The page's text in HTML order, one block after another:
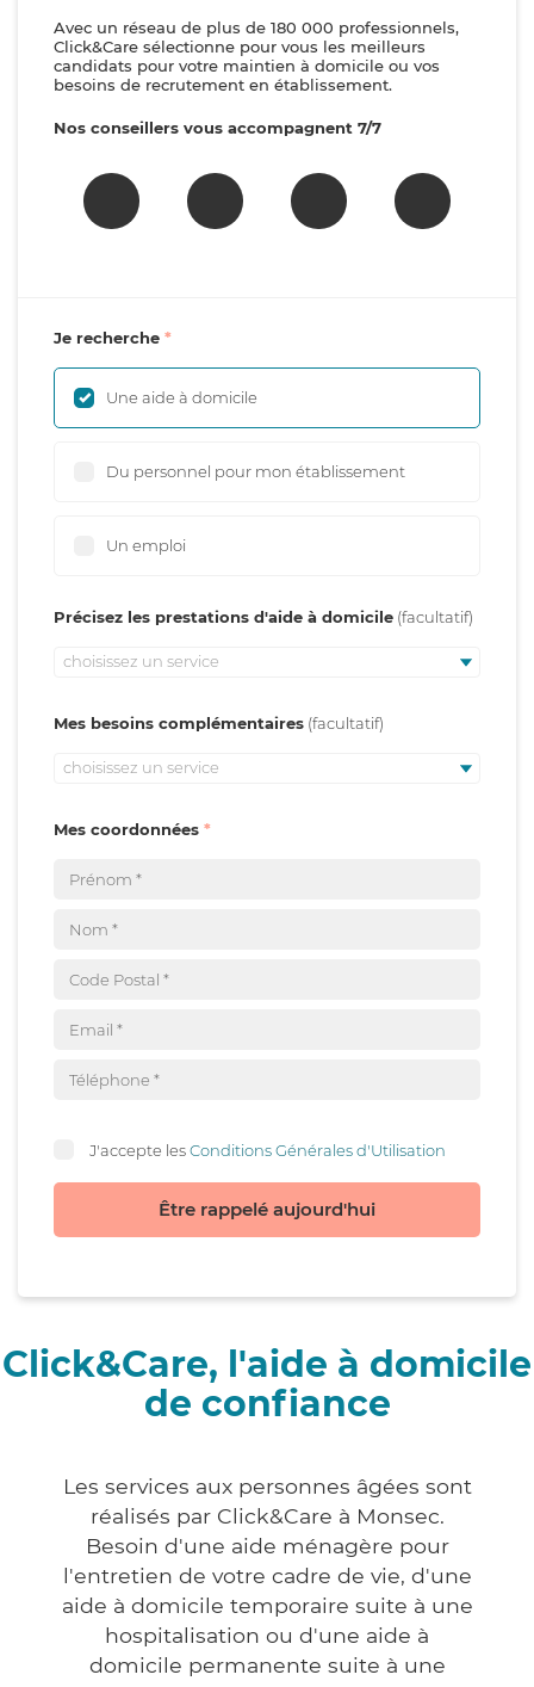
Avec un réseau de plus de 180 000 professionnels,
Click&Care sélectionne pour vous les meilleurs
candidats pour votre maintien à domicile ou vos
besoins de recrutement en établissement.
Nos conseillers vous accompagnent 7/7
Je recherche
Une aide à domicile
Du personnel pour mon établissement
Un emploi
Précisez les prestations d'aide à domicile
choisissez un service
Mes besoins complémentaires
choisissez un service
Mes coordonnées
J'accepte lesConditions Générales d'Utilisation
Être rappelé aujourd'hui
Click&Care, l'aide à domicile
de confiance
Les services aux personnes âgées sont
réalisés par Click&Care à Monsec.
Besoin d'une aide ménagère pour
l'entretien de votre cadre de vie, d'une
aide à domicile temporaire suite à une
hospitalisation ou d'une aide à
domicile permanente suite à une